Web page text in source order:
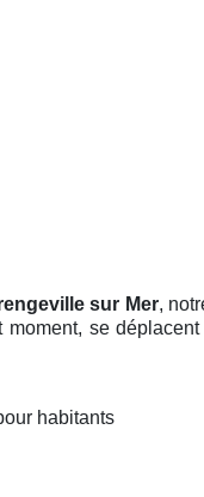
sur Mer,
se
habitants